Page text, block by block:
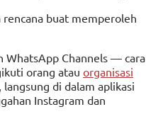
buat memperoleh
WhatsApp Channels — cara
orang atau organisasi
di dalam aplikasi
Instagram dan